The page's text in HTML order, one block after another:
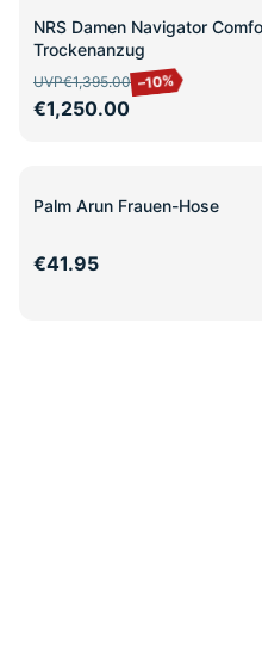
SALE
NRS Damen Navigator
Trockenanzug
UVP€1,395.00 –10%
€1,250.00
Palm Arun Frauen-Hose
€41.95